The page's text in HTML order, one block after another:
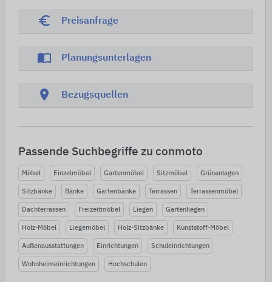
euro_symbol Preisanfrage
import_contacts Planungsunterlagen
location_on Bezugsquellen
Passende Suchbegriffe zu conmoto
Möbel Einzelmöbel Gartenmöbel Sitzmöbel Grünanlagen
Sitzbänke Bänke Gartenbänke Terrassen Terrassenmöbel
Dachterrassen Freizeitmöbel Liegen Gartenliegen
Holz-Möbel Liegemöbel Holz-Sitzbänke Kunststoff-Möbel
Außenausstattungen Einrichtungen Schuleinrichtungen
Wohnheimeinrichtungen Hochschulen